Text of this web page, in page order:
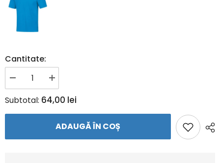
Cantitate:
Reduceți
cantitatea
pentru
Tricou
din
Creșteți
cantitatea
pentru
Tricou
din
Subtotal: 64,00 lei
ADAUGĂ ÎN COȘ